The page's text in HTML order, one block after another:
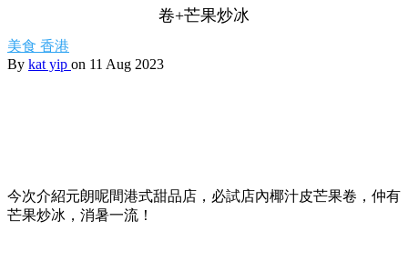
卷+芒果炒冰
美食 香港
By kat yip on 11 Aug 2023
今次介紹元朗呢間港式甜品店，必試店內椰汁皮芒果卷，仲有
芒果炒冰，消暑一流！